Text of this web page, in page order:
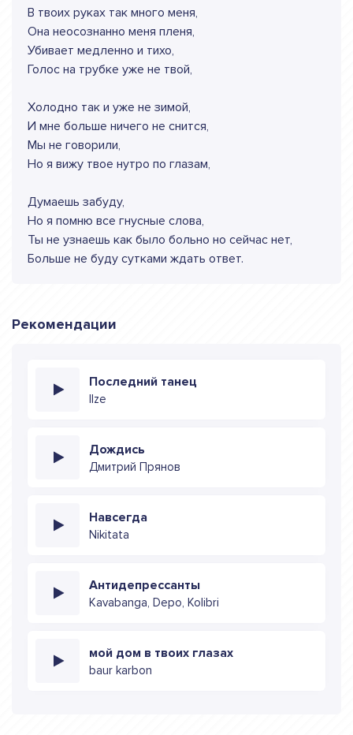
В твоих руках так много меня,
Она неосознанно меня пленя,
Убивает медленно и тихо,
Голос на трубке уже не твой,
Холодно так и уже не зимой,
И мне больше ничего не снится,
Мы не говорили,
Но я вижу твое нутро по глазам,
Думаешь забуду,
Но я помню все гнусные слова,
Ты не узнаешь как было больно но сейчас нет,
Больше не буду сутками ждать ответ.
Рекомендации
Последний танец
Ilze
Дождись
Дмитрий Прянов
Навсегда
Nikitata
Антидепрессанты
Kavabanga, Depo, Kolibri
мой дом в твоих глазах
baur karbon